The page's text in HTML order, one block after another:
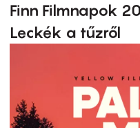
Finn Filmnapok
Leckék a tűzről